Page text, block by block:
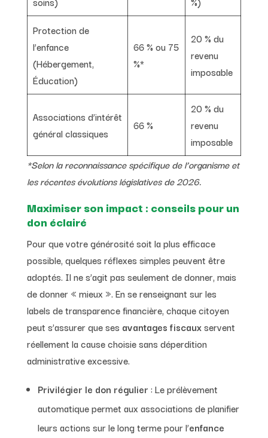
Protection de
l’enfance
(Hébergement,
Éducation)
66 % ou 75
%*
20 % du
revenu
imposable
Associations d’intérêt
général classiques
66 %
20 % du
revenu
imposable
*Selon la reconnaissance spécifique de l’organisme et
les récentes évolutions législatives de 2026.
Maximiser son impact : conseils pour un
don éclairé
Pour que votre générosité soit la plus efficace
possible, quelques réflexes simples peuvent être
adoptés. Il ne s’agit pas seulement de donner, mais
de donner « mieux ». En se renseignant sur les
labels de transparence financière, chaque citoyen
peut s’assurer que ses avantages fiscauxservent
réellement la cause choisie sans déperdition
administrative excessive.
Privilégier le don régulier : Le prélèvement
automatique permet aux associations de planifier
leurs actions sur le long terme pour l’enfance